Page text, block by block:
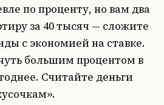
по проценту, но вам два
за 40 тысяч — сложите
с экономией на ставке.
большим процентом в
Считайте деньги